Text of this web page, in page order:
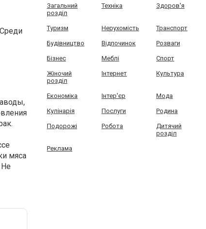
мяса
Не
Загальний
розділ
Техніка Здоров'я
Туризм Нерухомість Транспорт
Будівництво Відпочинок Розваги
Бізнес Меблі Спорт
Жіночий
розділ
Інтернет Культура
Економіка Інтер'єр Мода
Кулінарія Послуги Родина
Подорожі Робота
Дитячий
розділ
Реклама